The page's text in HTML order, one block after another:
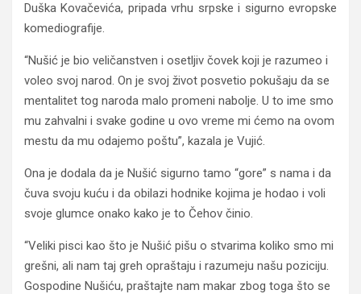
Duška Kovačevića, pripada vrhu srpske i sigurno evropske
komediografije.
“Nušić je bio veličanstven i osetljiv čovek koji je razumeo i
voleo svoj narod. On je svoj život posvetio pokušaju da se
mentalitet tog naroda malo promeni nabolje. U to ime smo
mu zahvalni i svake godine u ovo vreme mi ćemo na ovom
mestu da mu odajemo poštu”, kazala je Vujić.
Ona je dodala da je Nušić sigurno tamo “gore” s nama i da
čuva svoju kuću i da obilazi hodnike kojima je hodao i voli
svoje glumce onako kako je to Čehov činio.
“Veliki pisci kao što je Nušić pišu o stvarima koliko smo mi
grešni, ali nam taj greh opraštaju i razumeju našu poziciju.
Gospodine Nušiću, praštajte nam makar zbog toga što se